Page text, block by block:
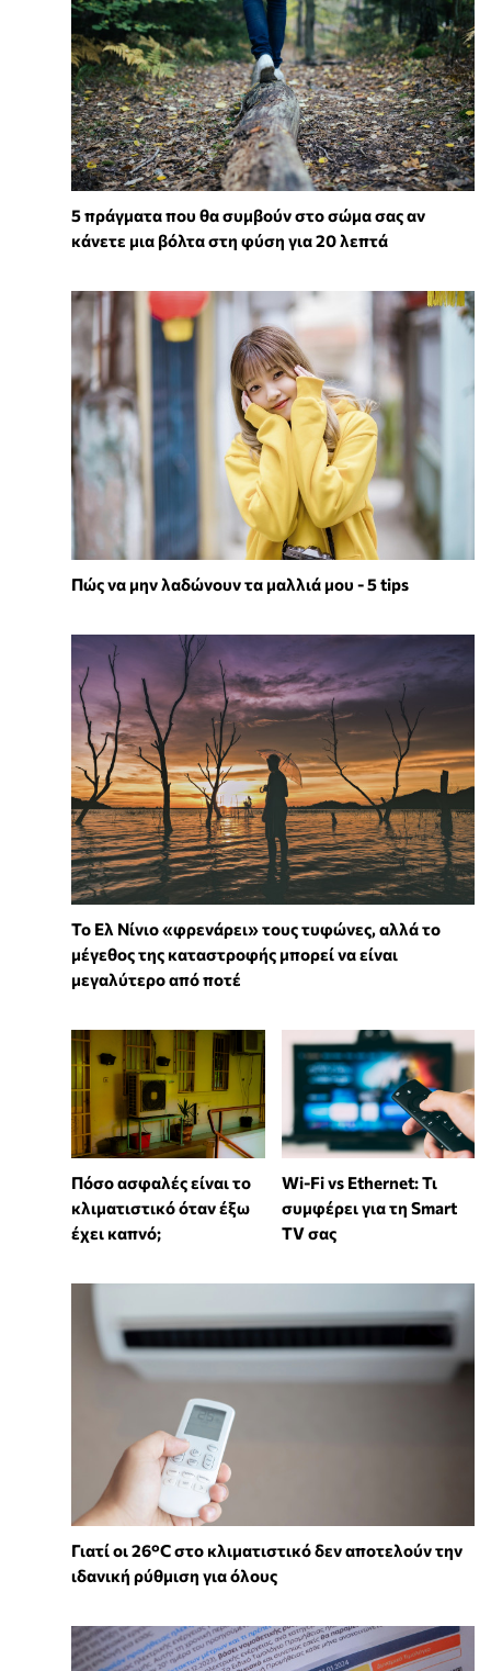
5 πράγματα που θα συμβούν στο σώμα σας αν
κάνετε μια βόλτα στη φύση για 20 λεπτά
Πώς να μην λαδώνουν τα μαλλιά μου - 5 tips
Το Ελ Νίνιο «φρενάρει» τους τυφώνες, αλλά το
μέγεθος της καταστροφής μπορεί να είναι
μεγαλύτερο από ποτέ
Πόσο ασφαλές είναι το
κλιματιστικό όταν έξω
έχει καπνό;
Wi-Fi vs Ethernet: Τι
συμφέρει για τη Smart
TV σας
Γιατί οι 26°C στο κλιματιστικό δεν αποτελούν την
ιδανική ρύθμιση για όλους